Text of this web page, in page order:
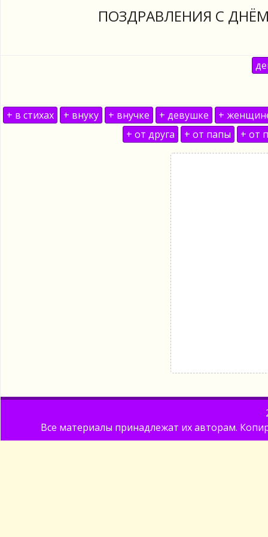
ПОЗДРАВЛЕНИЯ С
+ в стихах + внуку + внучке + девушке
+
+ от друга
+ от папы + от
Все материалы принадлежат их авторам.